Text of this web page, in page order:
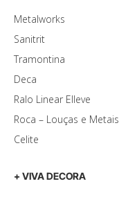
Metalworks
Sanitrit
Tramontina
Deca
Ralo Linear Elleve
Roca – Louças e Metais
Celite
+ VIVA DECORA